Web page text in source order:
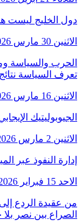
دول الخليج ليست
الاثنين 30 مارس 2026
الحرب والسياسة
تعرف السياسة
الاثنين 16 مارس 2026
الجيوبوليتيك
الاثنين 2 مارس 2026
إدارة النفوذ عبر
الاحد 15 فبراير 2026
من عقيدة الردع إلى
الصراع بين نصر